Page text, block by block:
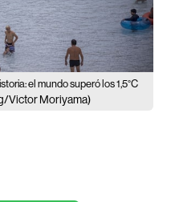
el mundo superó los 1,5°C
Victor Moriyama)